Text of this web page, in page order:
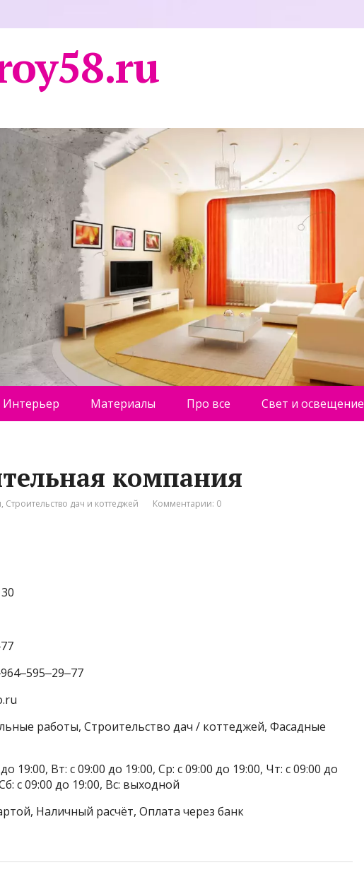
Интерьер Материалы Про все Свет и освещение
компания
, Строительство дач и коттеджей Комментарии: 0
работы, Строительство дач / коттеджей, Фасадные
19:00, Вт: с 09:00 до 19:00, Ср: с 09:00 до 19:00, Чт: с 09:00 до
с 09:00 до 19:00, Вс: выходной
Наличный расчёт, Оплата через банк